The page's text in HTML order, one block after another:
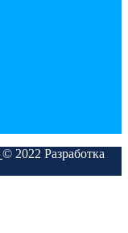
© 2022 Разработка